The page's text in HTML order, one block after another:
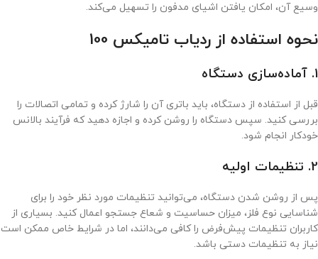
وسیع آن، امکان یافتن اشیای مدفون را تسهیل می‌کند.
نحوه استفاده از ردیاب تامیکس 100
1. آماده‌سازی دستگاه
قبل از استفاده از دستگاه، باید باتری آن را شارژ کرده و تمامی اتصالات را
بررسی کنید. سپس دستگاه را روشن کرده و اجازه دهید که فرآیند بالانس
خودکار انجام شود.
2. تنظیمات اولیه
پس از روشن شدن دستگاه، می‌توانید تنظیمات مورد نظر خود را برای
شناسایی نوع فلز، میزان حساسیت و شعاع جستجو اعمال کنید. بسیاری از
کاربران تنظیمات پیش‌فرض را کافی می‌دانند، اما در شرایط خاص ممکن است
نیاز به تنظیمات دستی باشد.